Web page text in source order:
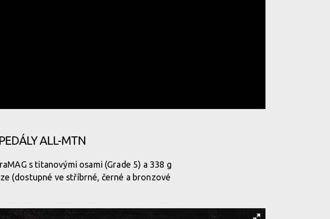
ALL-MTN
s titanovými osami (Grade 5) a 338 g
(dostupné ve stříbrné, černé a bronzové